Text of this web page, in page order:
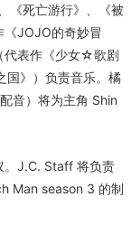
《死亡游行》、《被
《JOJO的奇妙冒
代表作《少女☆歌剧
国》）负责音乐。橘
音）将为主角 Shin
。J.C. Staff 将负责
Man season 3 的制